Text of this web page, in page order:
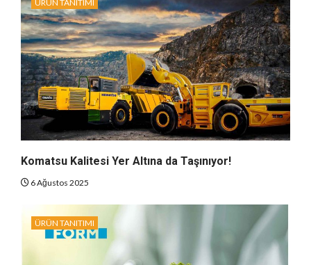
ÜRÜN TANITIMI
Komatsu Kalitesi Yer Altına da Taşınıyor!
6 Ağustos 2025
ÜRÜN TANITIMI